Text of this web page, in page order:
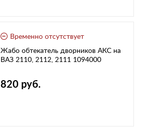
Временно отсутствует
Жабо обтекатель дворников АКС на
ВАЗ 2110, 2112, 2111 1094000
820 руб.